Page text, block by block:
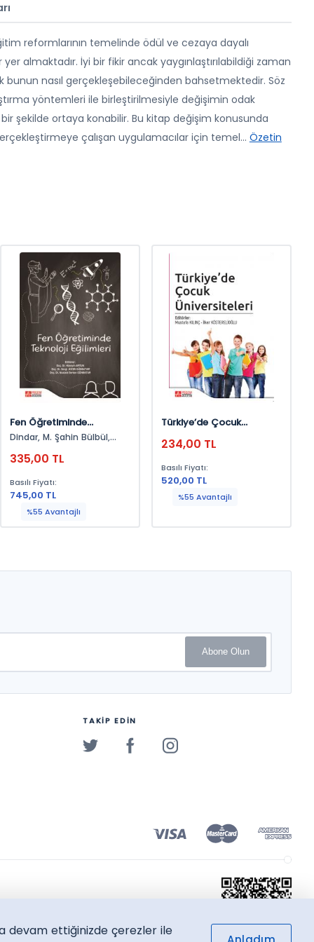
reformlarının temelinde ödül ve cezaya dayalı
almaktadır. İyi bir fikir ancak yaygınlaştırılabildiği zaman
nasıl gerçekleşebileceğinden bahsetmektedir. Söz
yöntemleri ile birleştirilmesiyle değişimin odak
şekilde ortaya konabilir. Bu kitap değişim konusunda
çalışan uygulamacılar için temel... Özetin
Fen Öğretiminde
Teknoloji Eğilimleri
Dindar, M. Şahin Bülbül,
Akbulut, Bahadır Namdar,
Kumlu, Tuğra Karademir
Coşkun, Gökhan Kumlu,
Alper Durukan, Elif Selcan
Akbulut, Cansel Kadıoğlu,
335,00 TL
Basılı Fiyatı:
745,00 TL
%55 Avantajlı
Türkiye’de Çocuk
234,00 TL
Basılı Fiyatı:
520,00 TL
%55 Avantajlı
Abone Olun
TAKİP EDİN
devam ettiğinizde çerezler ile